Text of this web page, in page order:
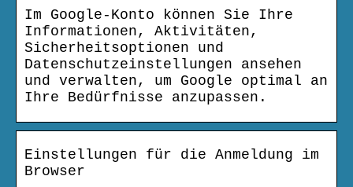
Im Google-Konto können Sie Ihre
Informationen, Aktivitäten,
Sicherheitsoptionen und
Datenschutzeinstellungen ansehen
und verwalten, um Google optimal an
Ihre Bedürfnisse anzupassen.
Einstellungen für die Anmeldung im
Browser